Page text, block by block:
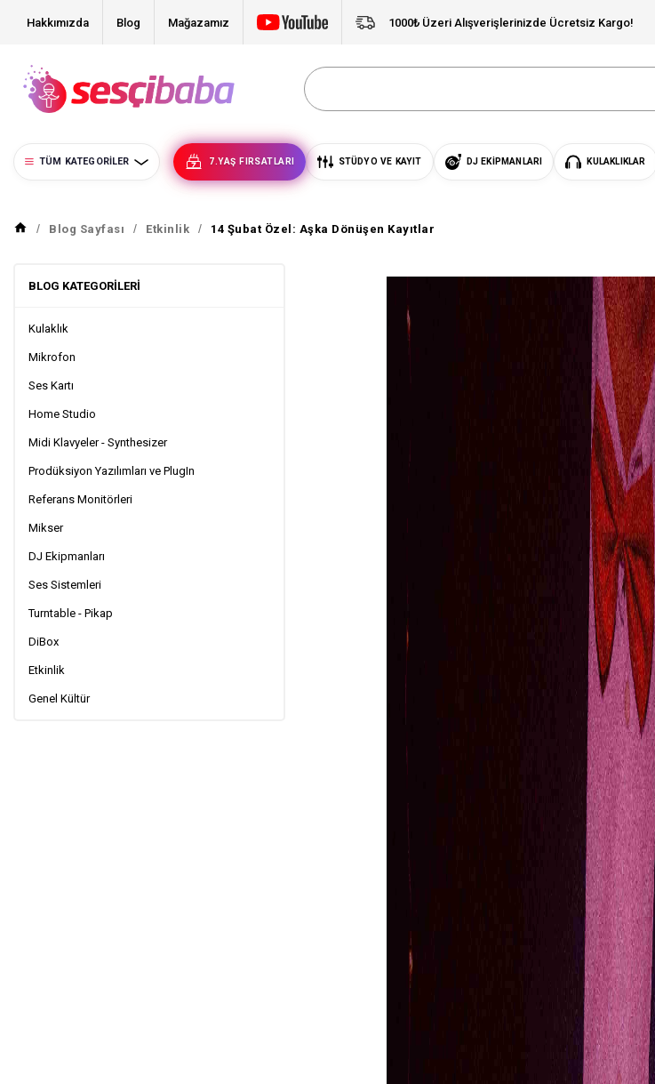
Hakkımızda Blog Mağazamız 1000₺ Üzeri Alışverişlerinizde Ücretsiz Kargo!
TÜM KATEGORILER 7.YAŞ FIRSATLARI STÜDYO VE KAYIT DJ EKIPMANLARI KULAKLIKLAR
Blog Sayfası Etkinlik 14 Şubat Özel: Aşka Dönüşen Kayıtlar
BLOG KATEGORILERI
Kulaklık
Mikrofon
Ses Kartı
Home Studio
Midi Klavyeler - Synthesizer
Prodüksiyon Yazılımları ve PlugIn
Referans Monitörleri
Mikser
DJ Ekipmanları
Ses Sistemleri
Turntable - Pikap
DiBox
Etkinlik
Genel Kültür